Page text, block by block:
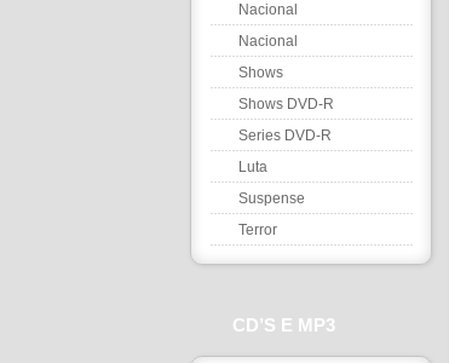
Nacional
Nacional
Shows
Shows DVD-R
Series DVD-R
Luta
Suspense
Terror
CD’S E MP3